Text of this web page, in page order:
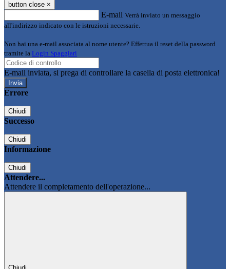
button close ×
E-mail Verrà inviato un messaggio
all'indirizzo indicato con le istruzioni necessarie.
Non hai una e-mail associata al nome utente? Effettua il reset della password
tramite la Login Spaggiari
E-mail inviata, si prega di controllare la casella di posta elettronica!
Errore
Chiudi
Successo
Chiudi
Informazione
Chiudi
Attendere...
Attendere il completamento dell'operazione...